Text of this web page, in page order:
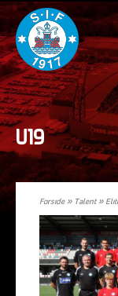
U19
Forside» Talent»